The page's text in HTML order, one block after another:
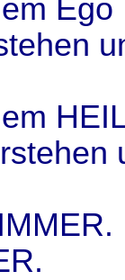
Ego